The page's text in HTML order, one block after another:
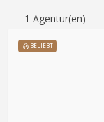
1 Agentur(en)
BELIEBT